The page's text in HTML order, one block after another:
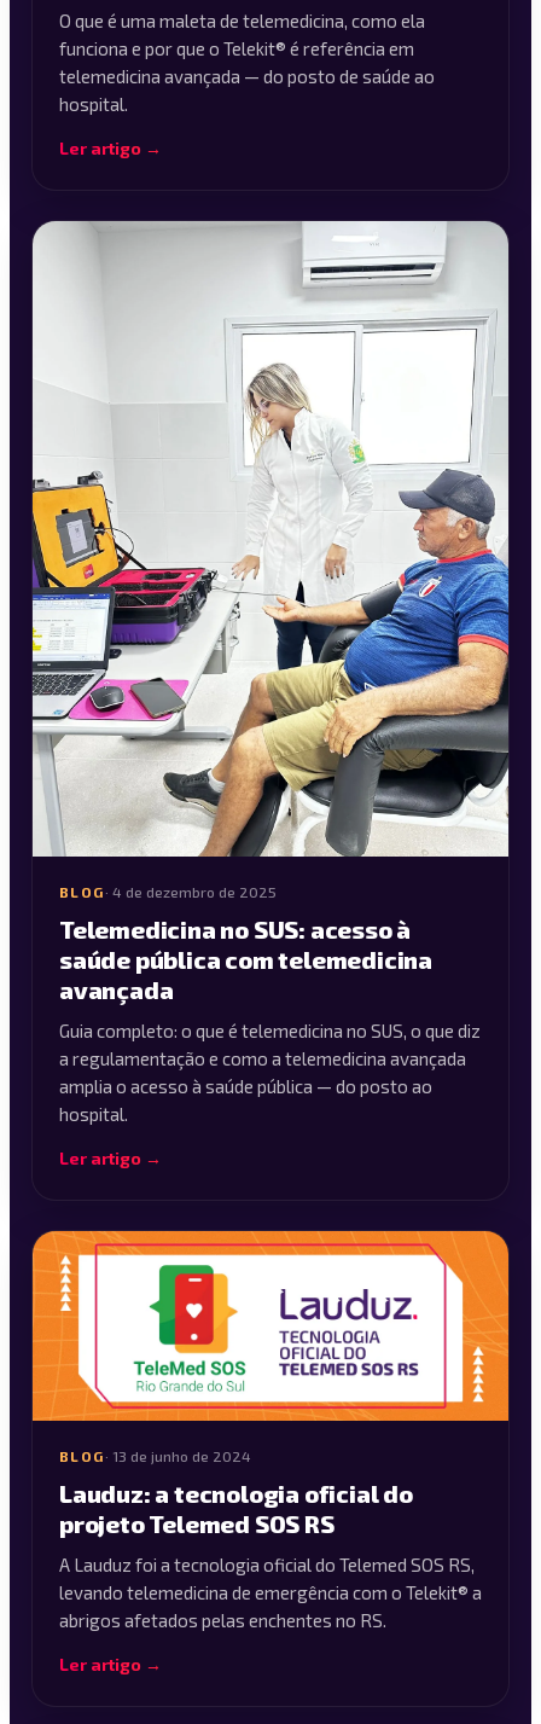
O que é uma maleta de telemedicina, como ela
funciona e por que o Telekit® é referência em
telemedicina avançada — do posto de saúde ao
hospital.
Ler artigo →
BLOG · 4 de dezembro de 2025
Telemedicina no SUS: acesso à
saúde pública com telemedicina
avançada
Guia completo: o que é telemedicina no SUS, o que diz
a regulamentação e como a telemedicina avançada
amplia o acesso à saúde pública — do posto ao
hospital.
Ler artigo →
BLOG · 13 de junho de 2024
Lauduz: a tecnologia oficial do
projeto Telemed SOS RS
A Lauduz foi a tecnologia oficial do Telemed SOS RS,
levando telemedicina de emergência com o Telekit® a
abrigos afetados pelas enchentes no RS.
Ler artigo →